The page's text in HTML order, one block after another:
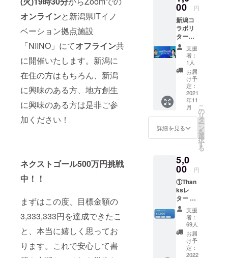
オンラインと新潟県ITイノ
ベーション拠点施設
「NIINO」にてオフライン共
に開催いたします。新潟に
在住の方はもちろん、新潟
に興味のある方、地方創生
に興味のある方は是非ご参
加ください！
ネクストゴール500万円挑戦
中！！
まずはこの度、目標金額の
3,333,333円を達成できたこ
と、本当に嬉しく思ってお
ります。これで安心して書
に就任。
2016年に
は、世界有
数の経済誌
である
Forbesによ
り30歳未満
の重要人物
「30アン
ダー30」に
る。 2020年
新潟へUター
ン移住。
2020年9月、
新潟ベン
チャー協会
代表理事に
選任。2020
年10月、長
岡高専客員
教授に就
00 円
新潟コ
ラボリ
ターン
③ 【出
版記念
イベン
ト】出
張！
Flags
Niigata
”のため
の会議”
テー
マ：”フ
ラー渋
書籍
「友達
経
営」”の
ための
会議 オ
ンライ
ン参加
チケッ
ト ■日
程：
2021年
11月16
支援
者：
1人
お届
け予
定：
2021
年11
月
詳細を見る
こ
の
リ
タ
ー
ン
を
選
択
す
る
5,0
00 円
①Than
ksレ
ター ②
謝辞に
お名前
入れ ③
オリジ
ナルし
おり 書
籍出版
支援
者：
69人
お届
け予
定：
2022